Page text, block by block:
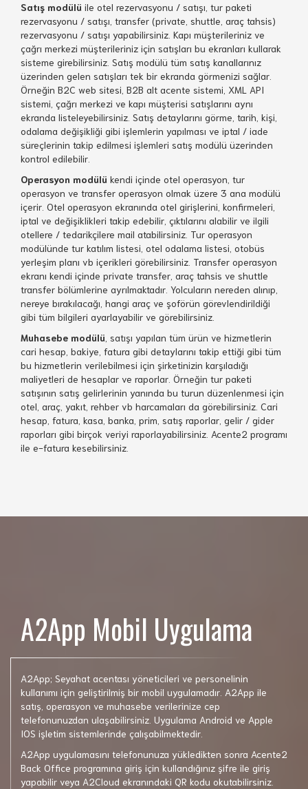
Satış modülü ile otel rezervasyonu / satışı, tur paketi
rezervasyonu / satışı, transfer (private, shuttle, araç tahsis)
rezervasyonu / satışı yapabilirsiniz. Kapı müşterileriniz ve
çağrı merkezi müşterileriniz için satışları bu ekranları kullarak
sisteme girebilirsiniz. Satış modülü tüm satış kanallarınız
üzerinden gelen satışları tek bir ekranda görmenizi sağlar.
Örneğin B2C web sitesi, B2B alt acente sistemi, XML API
sistemi, çağrı merkezi ve kapı müşterisi satışlarını aynı
ekranda listeleyebilirsiniz. Satış detaylarını görme, tarih, kişi,
odalama değişikliği gibi işlemlerin yapılması ve iptal / iade
süreçlerinin takip edilmesi işlemleri satış modülü üzerinden
kontrol edilebilir.
Operasyon modülü kendi içinde otel operasyon, tur
operasyon ve transfer operasyon olmak üzere 3 ana modülü
içerir. Otel operasyon ekranında otel girişlerini, konfirmeleri,
iptal ve değişiklikleri takip edebilir, çıktılarını alabilir ve ilgili
otellere / tedarikçilere mail atabilirsiniz. Tur operasyon
modülünde tur katılım listesi, otel odalama listesi, otobüs
yerleşim planı vb içerikleri görebilirsiniz. Transfer operasyon
ekranı kendi içinde private transfer, araç tahsis ve shuttle
transfer bölümlerine ayrılmaktadır. Yolcuların nereden alınıp,
nereye bırakılacağı, hangi araç ve şoförün görevlendirildiği
gibi tüm bilgileri ayarlayabilir ve görebilirsiniz.
Muhasebe modülü , satışı yapılan tüm ürün ve hizmetlerin
cari hesap, bakiye, fatura gibi detaylarını takip ettiği gibi tüm
bu hizmetlerin verilebilmesi için şirketinizin karşıladığı
maliyetleri de hesaplar ve raporlar. Örneğin tur paketi
satışının satış gelirlerinin yanında bu turun düzenlenmesi için
otel, araç, yakıt, rehber vb harcamaları da görebilirsiniz. Cari
hesap, fatura, kasa, banka, prim, satış raporlar, gelir / gider
raporları gibi birçok veriyi raporlayabilirsiniz. Acente2 programı
ile e-fatura kesebilirsiniz.
A2App Mobil Uygulama
A2App; Seyahat acentası yöneticileri ve personelinin
kullanımı için geliştirilmiş bir mobil uygulamadır. A2App ile
satış, operasyon ve muhasebe verilerinize cep
telefonunuzdan ulaşabilirsiniz. Uygulama Android ve Apple
IOS işletim sistemlerinde çalışabilmektedir.
A2App uygulamasını telefonunuza yükledikten sonra Acente2
Back Office programına giriş için kullandığınız şifre ile giriş
yapabilir veya A2Cloud ekranındaki QR kodu okutabilirsiniz.